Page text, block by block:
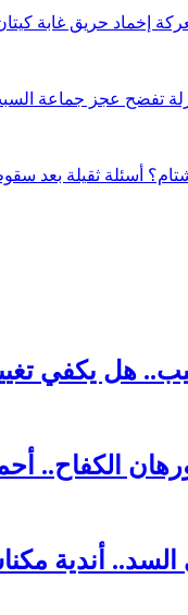
إخماد حريق غابة كيتان
تفضح عجز جماعة
أسئلة ثقيلة بعد
هل يكفي
الكفاح..
أندية